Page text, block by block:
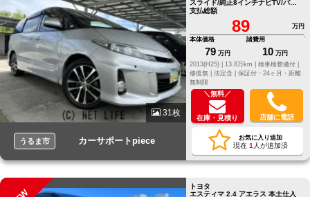
31枚
うるま市 カーサポートpiece
スライド/純正8インチナビTV/バッ
クカメラ/Bluetooth/
支払総額
89
万円
本体価格
79 万円
諸費用
10 万円
2013(H25) |
13.8万km |
検車検整備付 |
修復無 | 法定含 | 保証付・24ヶ月・距離
無制限
＼無料／
在庫・見積り 店舗に電話
お気に入り追加
現在 1 人が追加済
トヨタ
エスティマ 2.4 アエラス 本土仕入